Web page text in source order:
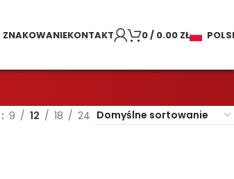
ZNAKOWANIEKONTAKT 0/ 0.00 ZŁ
9 12 18 24